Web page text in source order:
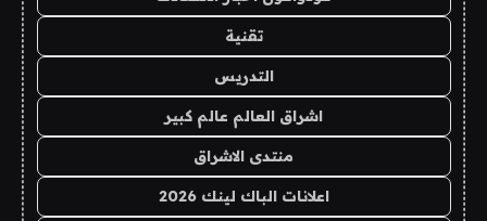
تقنية
التدريس
اشراق العالم عالم كبير
منتدى الاشراق
اعلانات الباك لينك 2026